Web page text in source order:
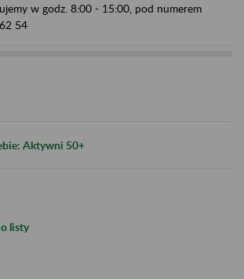
w godz. 8:00 - 15:00, pod numerem
54
Aktywni 50+
listy